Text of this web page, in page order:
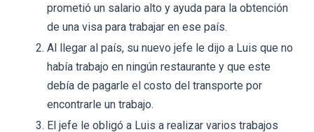
prometió un salario alto y ayuda para la obtención
de una visa para trabajar en ese país.
Al llegar al país, su nuevo jefe le dijo a Luis que no
había trabajo en ningún restaurante y que este
debía de pagarle el costo del transporte por
encontrarle un trabajo.
El jefe le obligó a Luis a realizar varios trabajos